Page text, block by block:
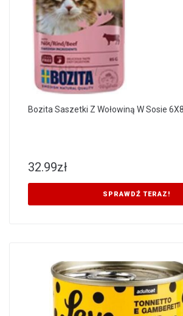
Bozita Saszetki Z Wołowiną W Sosie
32.99zł
SPRAWDŹ TERAZ!